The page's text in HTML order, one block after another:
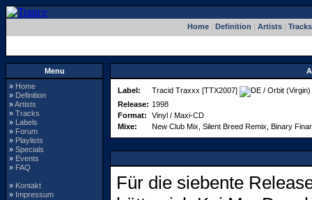
Home| Definition Artists| Tracks
Menu
» Home
» Definition
»Artists
» Tracks
» Labels
» Forum
» Playlists
» Specials
» Events
» FAQ
» Kontakt
» Impressum
Label: Tracid Traxxx [TTX2007]
/ Orbit (Virgin)
Release: 1998
Format:
Vinyl / Maxi-CD
Mixe:
New Club Mix, Silent Breed Remix, Binary
Für die siebente